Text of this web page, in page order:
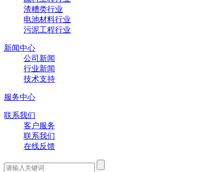
渣糟类行业
电池材料行业
污泥工程行业
新闻中心
公司新闻
行业新闻
技术支持
服务中心
联系我们
客户服务
联系我们
在线反馈